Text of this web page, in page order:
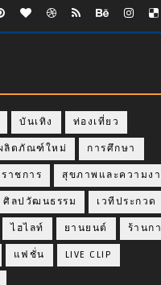
บันเทิง ท่องเที่ยว
ลิตภัณฑ์ใหม่ การศึกษา
ราชการ สุขภาพและความง
ศิลปวัฒนธรรม เวทีประกวด
ไฮไลท์ ยานยนต์ ร้านก
แฟชั่น LIVE CLIP